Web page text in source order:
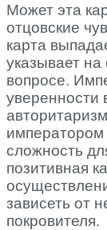
Может эта
отцовские
карта
указывает
вопросе.
уверенности
императором
сложность
позитивная
зависеть от
покровителя.